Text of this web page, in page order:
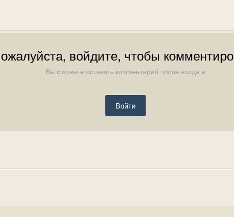
войдите, чтобы
Вы сможете оставить комментарий после входа в
Войти